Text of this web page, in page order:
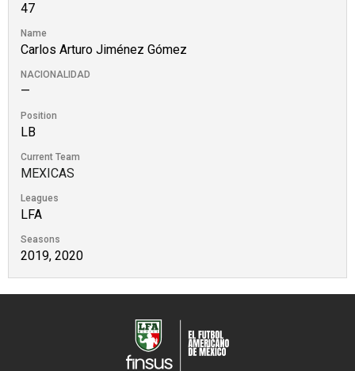
47
Name
Carlos Arturo Jiménez Gómez
NACIONALIDAD
—
Position
LB
Current Team
MEXICAS
Leagues
LFA
Seasons
2019, 2020